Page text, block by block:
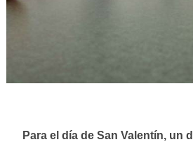
Para el día de San Valentín, un